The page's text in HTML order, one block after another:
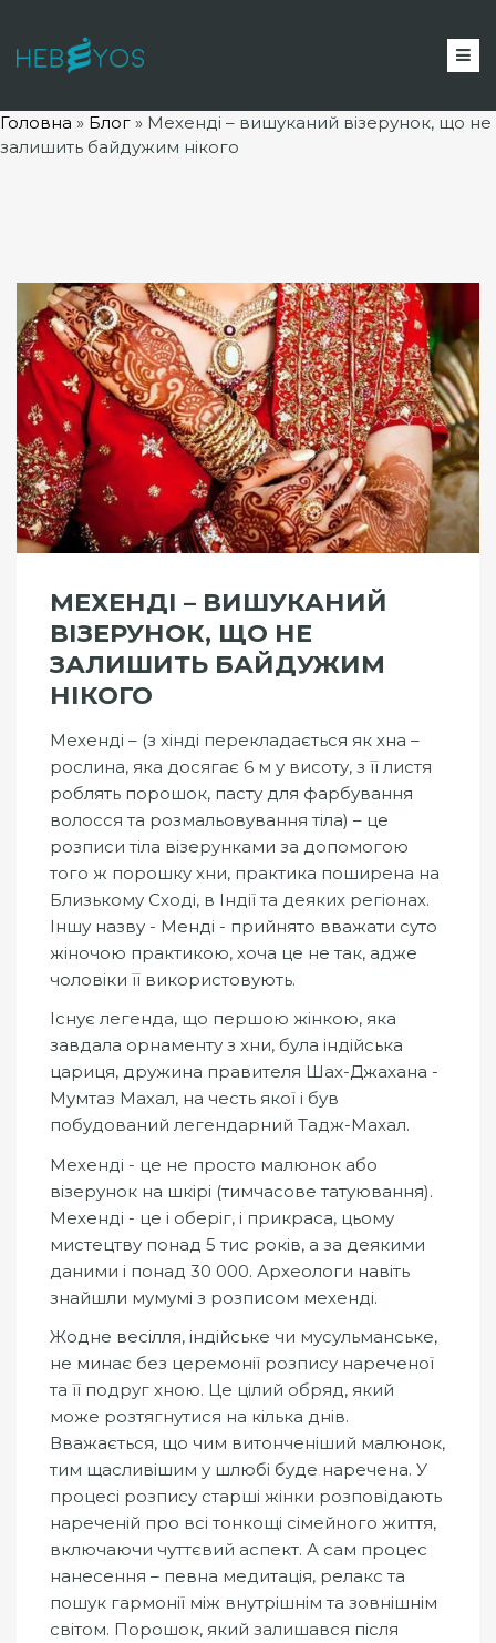
Головна » Блог » Мехенді – вишуканий візерунок, що не
залишить байдужим нікого
МЕХЕНДІ – ВИШУКАНИЙ
ВІЗЕРУНОК, ЩО НЕ
ЗАЛИШИТЬ БАЙДУЖИМ
НІКОГО
Мехенді – (з хінді перекладається як хна –
рослина, яка досягає 6 м у висоту, з її листя
роблять порошок, пасту для фарбування
волосся та розмальовування тіла) – це
розписи тіла візерунками за допомогою
того ж порошку хни, практика поширена на
Близькому Сході, в Індії та деяких регіонах.
Іншу назву - Менді - прийнято вважати суто
жіночою практикою, хоча це не так, адже
чоловіки її використовують.
Існує легенда, що першою жінкою, яка
завдала орнаменту з хни, була індійська
цариця, дружина правителя Шах-Джахана -
Мумтаз Махал, на честь якої і був
побудований легендарний Тадж-Махал.
Мехенді - це не просто малюнок або
візерунок на шкірі (тимчасове татуювання).
Мехенді - це і оберіг, і прикраса, цьому
мистецтву понад 5 тис років, а за деякими
даними і понад 30 000. Археологи навіть
знайшли мумумі з розписом мехенді.
Жодне весілля, індійське чи мусульманське,
не минає без церемонії розпису нареченої
та її подруг хною. Це цілий обряд, який
може розтягнутися на кілька днів.
Вважається, що чим витонченіший малюнок,
тим щасливішим у шлюбі буде наречена. У
процесі розпису старші жінки розповідають
нареченій про всі тонкощі сімейного життя,
включаючи чуттєвий аспект. А сам процес
нанесення – певна медитація, релакс та
пошук гармонії між внутрішнім та зовнішнім
світом. Порошок, який залишався після